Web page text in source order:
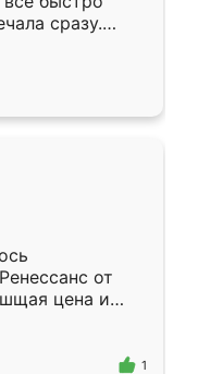
сразу.
подошёл к
Собрали
даже
от
цена и
Приехавший
самый
1